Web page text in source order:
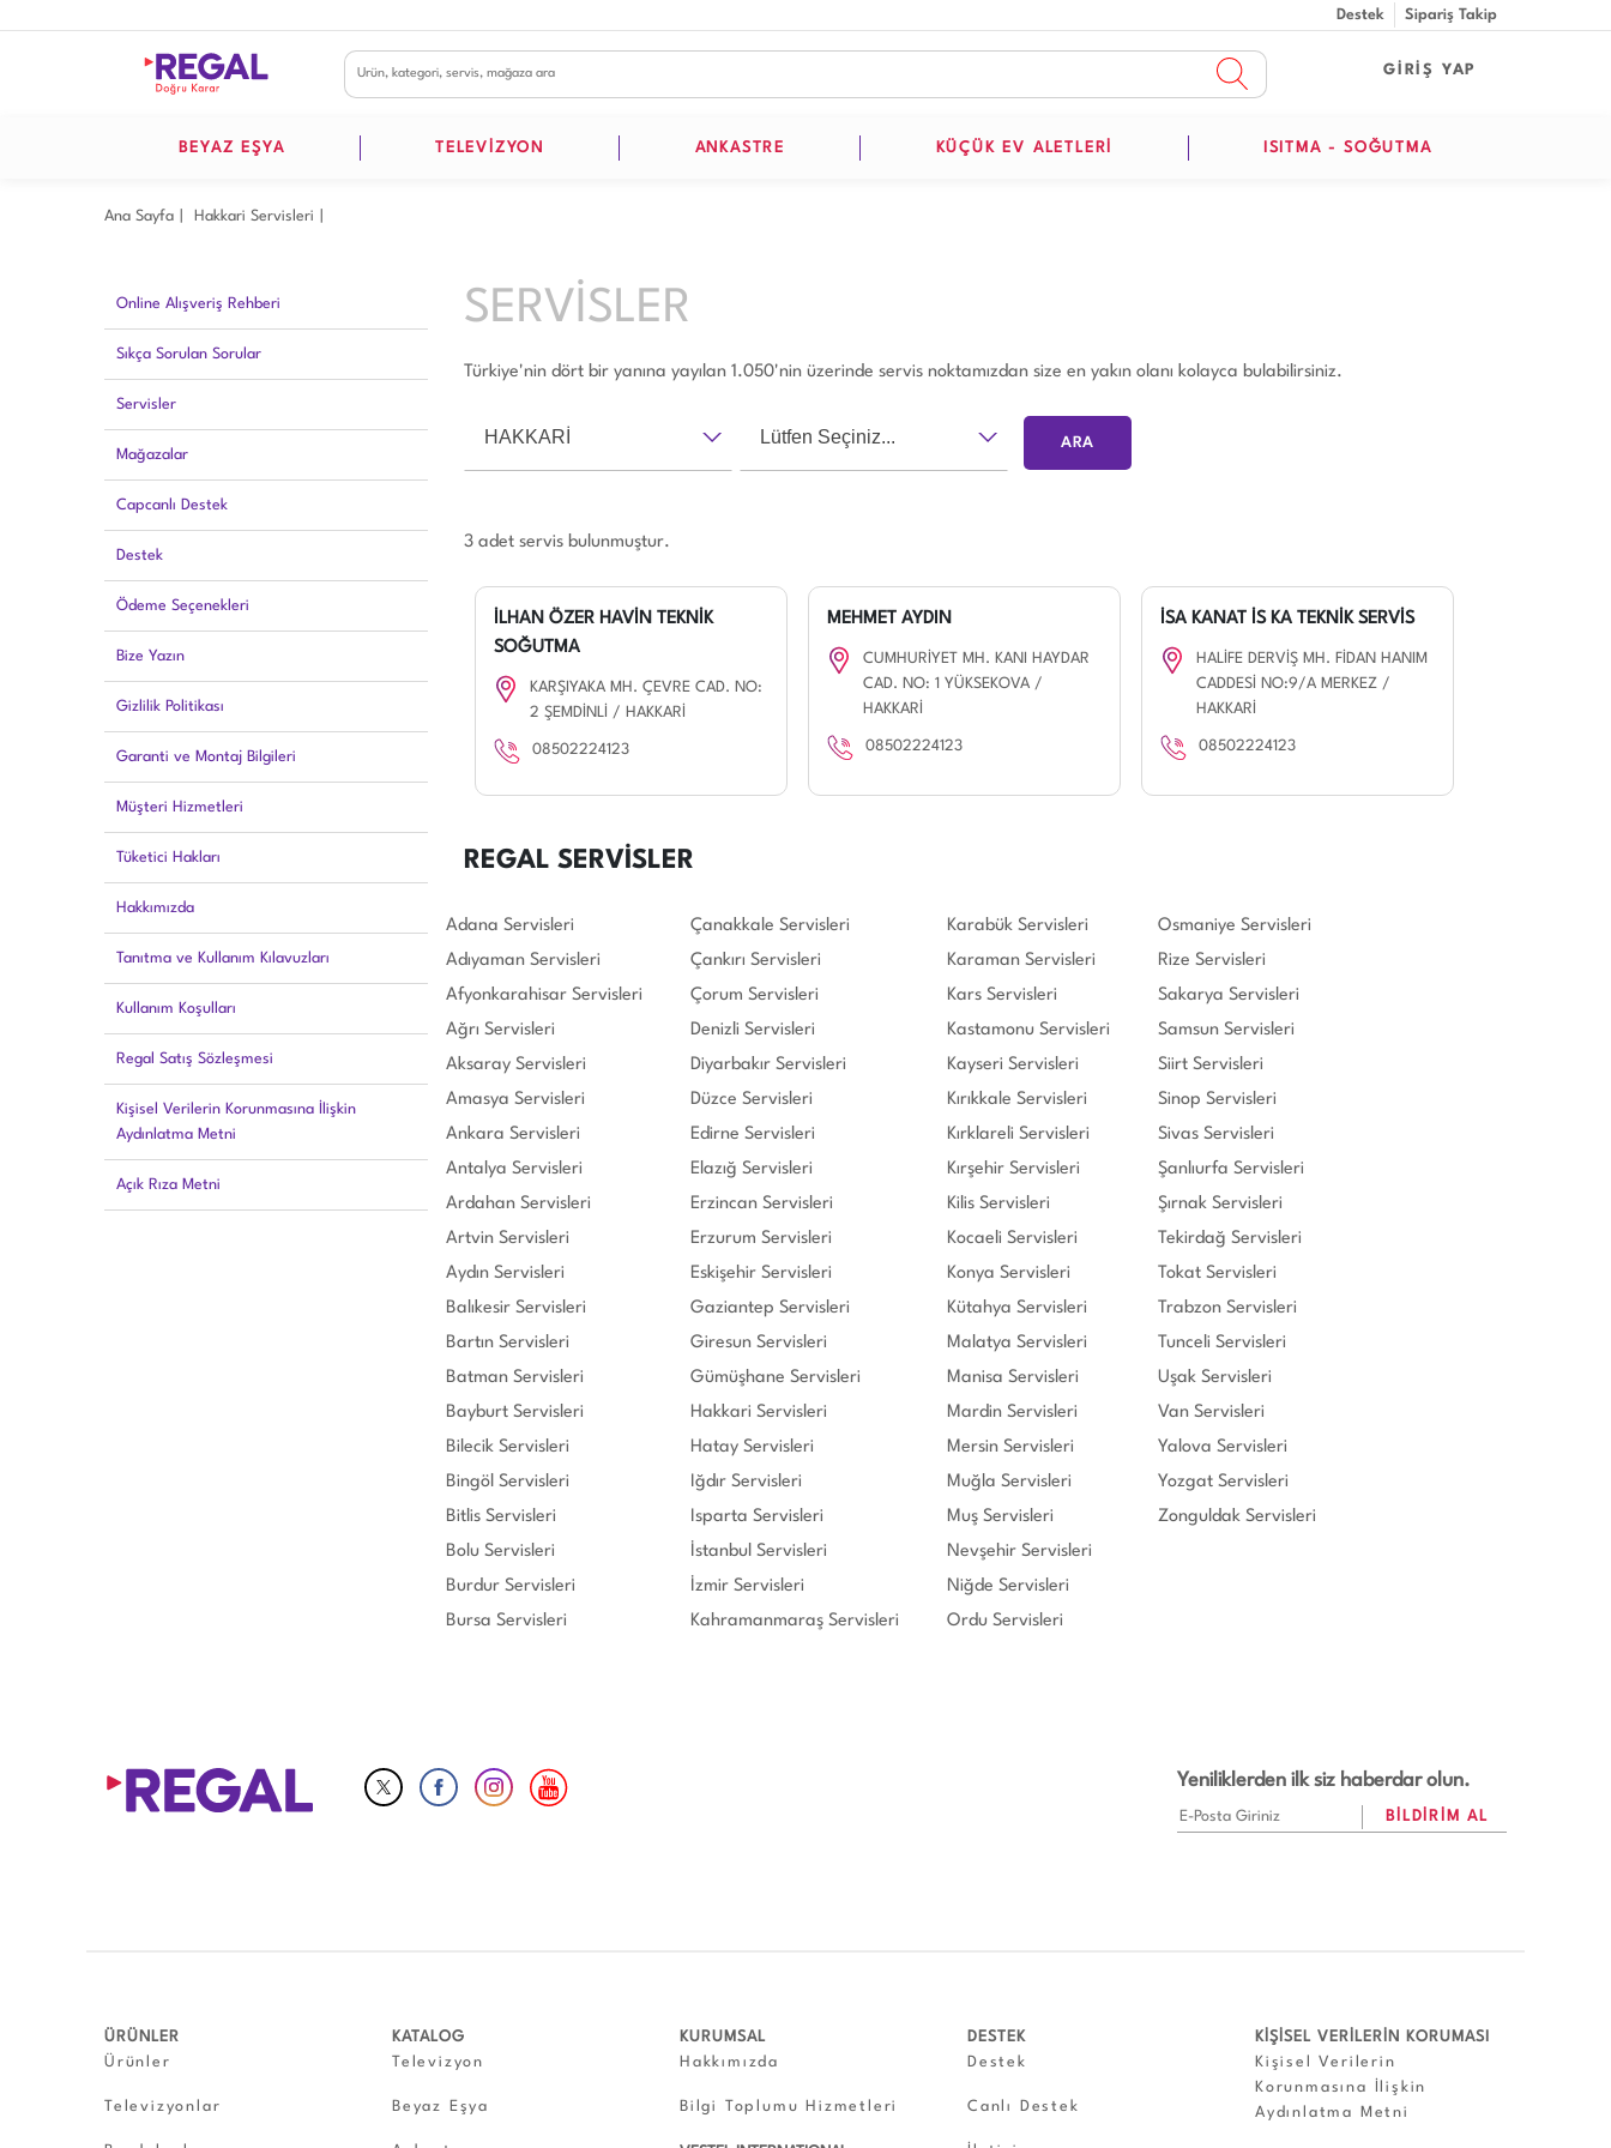
Destek Sipariş Takip
GİRİŞ YAP
BEYAZ EŞYA TELEVİZYON ANKASTRE KÜÇÜK EV ALETLERİ ISITMA - SOĞUTMA
Ana Sayfa Hakkari̇ Servisleri
Online Alışveriş Rehberi
Sıkça Sorulan Sorular
Servisler
Mağazalar
Capcanlı Destek
Destek
Ödeme Seçenekleri
Bize Yazın
Gizlilik Politikası
Garanti ve Montaj Bilgileri
Müşteri Hizmetleri
Tüketici Hakları
Hakkımızda
Tanıtma ve Kullanım Kılavuzları
Kullanım Koşulları
Regal Satış Sözleşmesi
Kişisel Verilerin Korunmasına İlişkin
Aydınlatma Metni
Açık Rıza Metni
SERVİSLER
Türkiye'nin dört bir yanına yayılan 1.050'nin üzerinde servis noktamızdan size en yakın olanı kolayca bulabilirsiniz.
HAKKARİ Lütfen Seçiniz...
3 adet servis bulunmuştur.
İLHAN ÖZER HAVİN TEKNİK
SOĞUTMA
KARŞIYAKA MH. ÇEVRE CAD. NO:
2 ŞEMDİNLİ / HAKKARİ
08502224123
MEHMET AYDIN
CUMHURİYET MH. KANI HAYDAR
CAD. NO: 1 YÜKSEKOVA /
HAKKARİ
08502224123
İSA KANAT İS KA TEKNİK SERVİS
HALİFE DERVİŞ MH. FİDAN HANIM
CADDESİ NO:9/A MERKEZ /
HAKKARİ
08502224123
REGAL SERVİSLER
Adana Servisleri
Adıyaman Servisleri
Afyonkarahisar Servisleri
Ağrı Servisleri
Aksaray Servisleri
Amasya Servisleri
Ankara Servisleri
Antalya Servisleri
Ardahan Servisleri
Artvin Servisleri
Aydın Servisleri
Balıkesir Servisleri
Bartın Servisleri
Batman Servisleri
Bayburt Servisleri
Bilecik Servisleri
Bingöl Servisleri
Bitlis Servisleri
Bolu Servisleri
Burdur Servisleri
Bursa Servisleri
Çanakkale Servisleri
Çankırı Servisleri
Çorum Servisleri
Denizli Servisleri
Diyarbakır Servisleri
Düzce Servisleri
Edirne Servisleri
Elazığ Servisleri
Erzincan Servisleri
Erzurum Servisleri
Eskişehir Servisleri
Gaziantep Servisleri
Giresun Servisleri
Gümüşhane Servisleri
Hakkari Servisleri
Hatay Servisleri
Iğdır Servisleri
Isparta Servisleri
İstanbul Servisleri
İzmir Servisleri
Kahramanmaraş Servisleri
Karabük Servisleri
Karaman Servisleri
Kars Servisleri
Kastamonu Servisleri
Kayseri Servisleri
Kırıkkale Servisleri
Kırklareli Servisleri
Kırşehir Servisleri
Kilis Servisleri
Kocaeli Servisleri
Konya Servisleri
Kütahya Servisleri
Malatya Servisleri
Manisa Servisleri
Mardin Servisleri
Mersin Servisleri
Muğla Servisleri
Muş Servisleri
Nevşehir Servisleri
Niğde Servisleri
Ordu Servisleri
Osmaniye Servisleri
Rize Servisleri
Sakarya Servisleri
Samsun Servisleri
Siirt Servisleri
Sinop Servisleri
Sivas Servisleri
Şanlıurfa Servisleri
Şırnak Servisleri
Tekirdağ Servisleri
Tokat Servisleri
Trabzon Servisleri
Tunceli Servisleri
Uşak Servisleri
Van Servisleri
Yalova Servisleri
Yozgat Servisleri
Zonguldak Servisleri
Yeniliklerden ilk siz haberdar olun.
ÜRÜNLER
Ürünler
Televizyonlar
KATALOG
Televizyon
Beyaz Eşya
KURUMSAL
Hakkımızda
Bilgi Toplumu Hizmetleri
DESTEK
Destek
Canlı Destek
KİŞİSEL VERİLERİN KORUMASI
Kişisel Verilerin
Korunmasına İlişkin
Aydınlatma Metni